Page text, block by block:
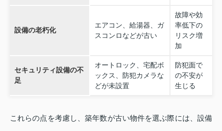
設備の老朽化
エアコン、給湯器、ガ
スコンロなどが古い
故障や効
率低下の
リスク増
加
セキュリティ設備の不
足
オートロック、宅配ボ
ックス、防犯カメラな
どが未設置
防犯面で
の不安が
生じる
これらの点を考慮し、築年数が古い物件を選ぶ際には、設備